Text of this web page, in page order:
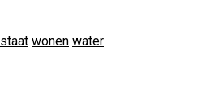
staat wonen water